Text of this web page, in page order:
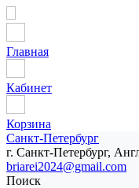
Главная
Кабинет
Корзина
Санкт-Петербург
г. Санкт-Петербург,
briarei2024@gmail.com
Поиск